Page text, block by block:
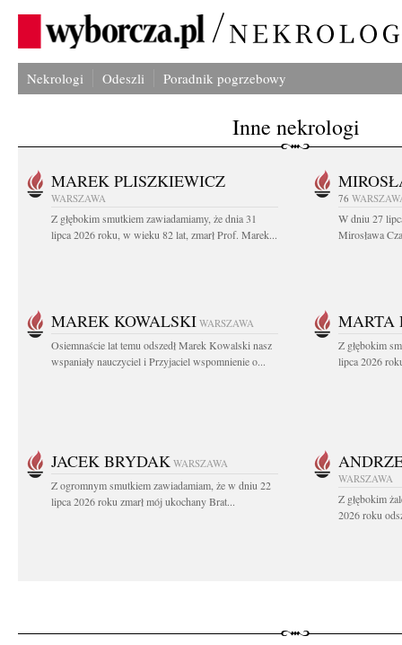
Nekrologi Odeszli Poradnik pogrzebowy
Inne nekrologi
MAREK PLISZKIEWICZ
WARSZAWA
Z głębokim smutkiem zawiadamiamy, że dnia 31
lipca 2026 roku, w wieku 82 lat, zmarł Prof. Marek...
76
W dniu 27
Mirosława
MAREK KOWALSKI WARSZAWA
Osiemnaście lat temu odszedł Marek Kowalski nasz
wspaniały nauczyciel i Przyjaciel wspomnienie o...
MARTA
Z głębokim
lipca 2026
JACEK BRYDAK WARSZAWA
Z ogromnym smutkiem zawiadamiam, że w dniu 22
lipca 2026 roku zmarł mój ukochany Brat...
WARSZAWA
Z głębokim
2026 roku